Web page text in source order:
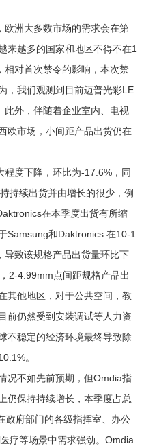
洲大多数市场的需求会在第
来越多的国家和地区不得不在1
对首次禁令的影响，本次禁
，我们观测到目前迈普光彩LE
此外，伴随着企业室内、电视
欧市场，小间距产品出货仍在
度下降，环比为-17.6%，同
持续出货并由增长的很少，例
在本季度出货有所缩
Samsung和Daktronics 在10-1
致该规格产品出货量环比下
2-4.99mm点间距规格产品出
其他地区，对于公共空间，教
前仍然受到安装调试等人力资
不稳定的经济环境最终导致除
。
不如先前预期，但Omdia指
仍保持持续增长，本季度占总
政府部门的各级指挥室、办公
疗等场景中需求强劲。Omdia